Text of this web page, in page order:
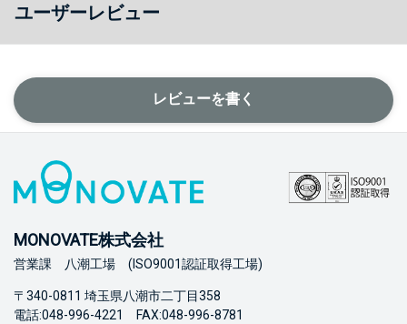
ユーザーレビュー
レビューを書く
MONOVATE株式会社
営業課 八潮工場 (ISO9001認証取得工場)
〒340-0811 埼玉県八潮市二丁目358
電話:048-996-4221 FAX:048-996-8781